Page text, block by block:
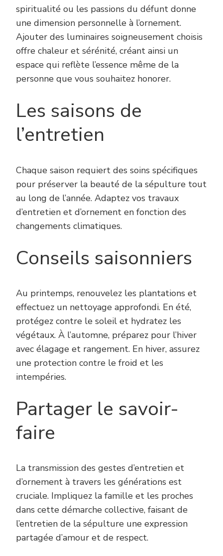
spiritualité ou les passions du défunt donne
une dimension personnelle à l’ornement.
Ajouter des luminaires soigneusement choisis
offre chaleur et sérénité, créant ainsi un
espace qui reflète l’essence même de la
personne que vous souhaitez honorer.
Les saisons de
l’entretien
Chaque saison requiert des soins spécifiques
pour préserver la beauté de la sépulture tout
au long de l’année. Adaptez vos travaux
d’entretien et d’ornement en fonction des
changements climatiques.
Conseils saisonniers
Au printemps, renouvelez les plantations et
effectuez un nettoyage approfondi. En été,
protégez contre le soleil et hydratez les
végétaux. À l’automne, préparez pour l’hiver
avec élagage et rangement. En hiver, assurez
une protection contre le froid et les
intempéries.
Partager le savoir-
faire
La transmission des gestes d’entretien et
d’ornement à travers les générations est
cruciale. Impliquez la famille et les proches
dans cette démarche collective, faisant de
l’entretien de la sépulture une expression
partagée d’amour et de respect.